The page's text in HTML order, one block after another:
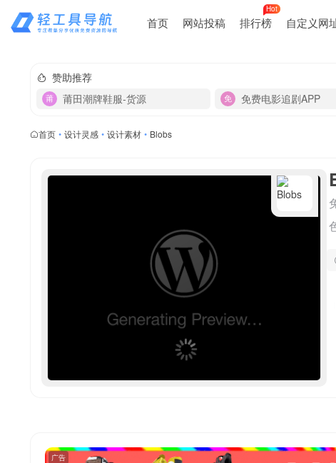
首页 网站投稿 排行榜
Hot
自定义网
赞助推荐
莆田潮牌鞋服-货源
免费电影追剧APP
首页 • 设计灵感 • 设计素材 • Blobs
广告